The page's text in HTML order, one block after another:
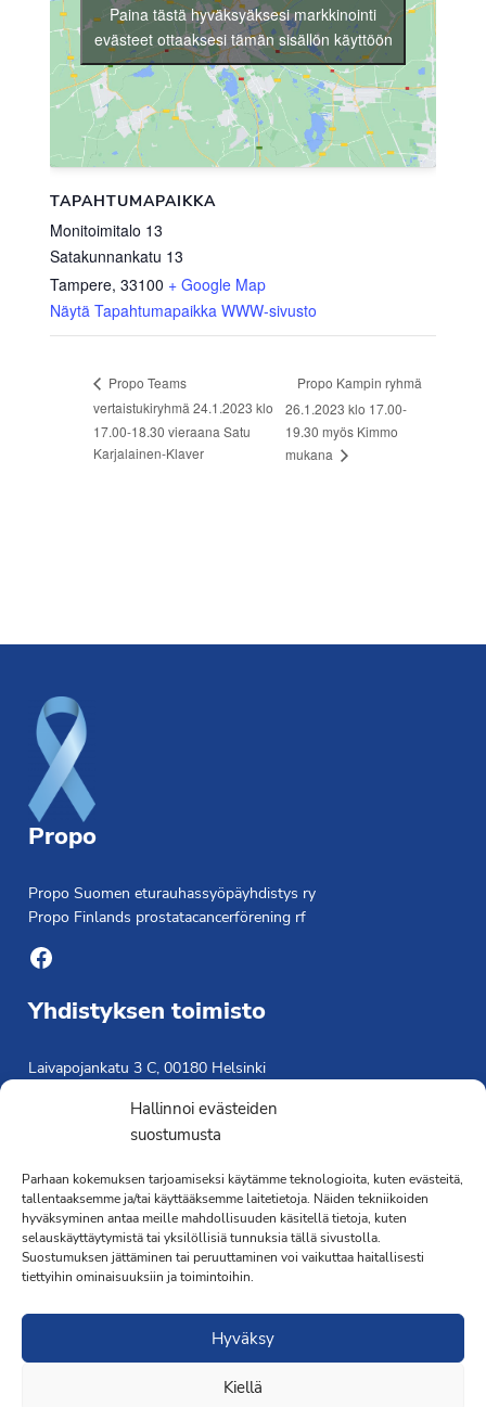
Hallinnoi evästeiden
suostumusta
Parhaan kokemuksen tarjoamiseksi käytämme teknologioita, kuten evästeitä,
tallentaaksemme ja/tai käyttääksemme laitetietoja. Näiden tekniikoiden
hyväksyminen antaa meille mahdollisuuden käsitellä tietoja, kuten
selauskäyttäytymistä tai yksilöllisiä tunnuksia tällä sivustolla.
Suostumuksen jättäminen tai peruuttaminen voi vaikuttaa haitallisesti
tiettyihin ominaisuuksiin ja toimintoihin.
Hyväksy
Kiellä
TAPAHTUMAPAIKKA
Monitoimitalo 13
Satakunnankatu 13
Tampere, 33100 + Google Map
Näytä Tapahtumapaikka WWW-sivusto
Paina tästä hyväksyäksesi markkinointi
evästeet ottaaksesi tämän sisällön käyttöön
Propo Teams
vertaistukiryhmä 24.1.2023 klo
17.00-18.30 vieraana Satu
Karjalainen-Klaver
Propo Kampin ryhmä
26.1.2023 klo 17.00-
19.30 myös Kimmo
mukana
Propo
Propo Suomen eturauhassyöpäyhdistys ry
Propo Finlands prostatacancerförening rf
Facebook
Yhdistyksen toimisto
Laivapojankatu 3 C, 00180 Helsinki
Saavutettavuusseloste »
Toiminnanjohtaja
Kimmo Järvinen
Terveydenhoitaja
041 501 4176
·Toteutus ja ylläpitoMMD Networks